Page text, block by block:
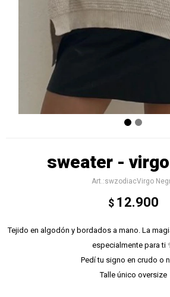
sweater -
swzodiacVirgo
$ 12.900
Tejido en algodón y bordados a mano. La
especialmente para ti
Pedí tu signo en crudo o
Talle único oversize